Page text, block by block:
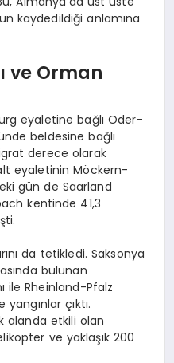
kaydedildiği anlamına
ve Orman
eyaletine bağlı Oder-
beldesine bağlı
derece olarak
eyaletinin Möckern-
gün de Saarland
kentinde 41,3
da tetikledi. Saksonya
bulunan
ile Rheinland-Pfalz
çıktı.
alanda etkili olan
ve yaklaşık 200